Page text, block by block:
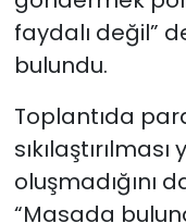
faydalı değil”
bulundu.
Toplantıda
oluşmadığını
“Masada